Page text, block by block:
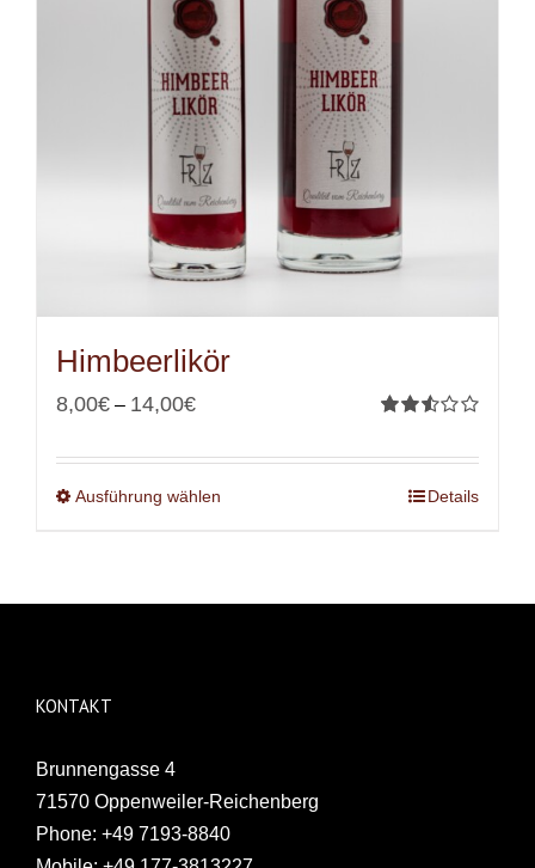
Himbeerlikör
mit
von 5
8,00€ – 14,00€
Ausführung wählen Details
KONTAKT
Brunnengasse 4
71570 Oppenweiler-Reichenberg
Phone: +49 7193-8840